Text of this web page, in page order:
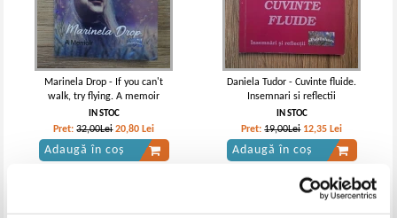
Marinela Drop - If you can't
walk, try flying. A memoir
IN STOC
Pret:32,00Lei 20,80 Lei
Adaugă în coș
Daniela Tudor - Cuvinte fluide.
Insemnari si reflectii
IN STOC
Pret:19,00Lei 12,35 Lei
Adaugă în coș